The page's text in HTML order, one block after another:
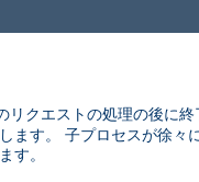
クエストの処理の後に
ます。 子プロセスが徐々
す。